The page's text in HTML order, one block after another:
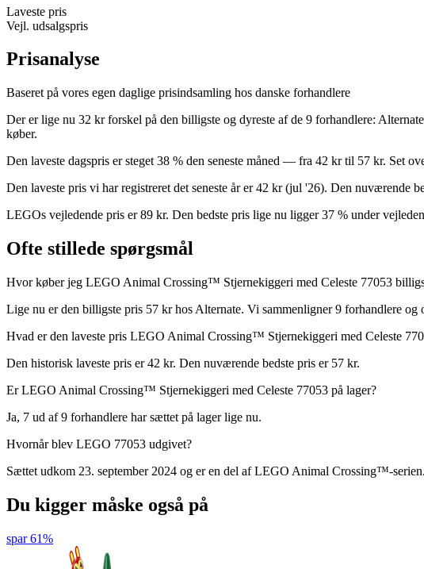
Laveste pris
Vejl. udsalgspris
Prisanalyse
Baseret på vores egen daglige prisindsamling hos danske forhandlere
Der er lige nu 32 kr forskel på den billigste og dyreste af de 9 forhandlere:
køber.
Den laveste dagspris er steget 38 % den seneste måned — fra 42 kr til 57 kr. Set
Den laveste pris vi har registreret det seneste år er 42 kr (jul '26). Den nuværende
LEGOs vejledende pris er 89 kr. Den bedste pris lige nu ligger 37 % under
Ofte stillede spørgsmål
Hvor køber jeg LEGO Animal Crossing™ Stjernekiggeri med Celeste 77053
Lige nu er den billigste pris 57 kr hos Alternate. Vi sammenligner 9 forhandlere og
Hvad er den laveste pris LEGO Animal Crossing™ Stjernekiggeri med Celeste
Den historisk laveste pris er 42 kr. Den nuværende bedste pris er 57 kr.
Er LEGO Animal Crossing™ Stjernekiggeri med Celeste 77053 på lager?
Ja, 7 ud af 9 forhandlere har sættet på lager lige nu.
Hvornår blev LEGO 77053 udgivet?
Sættet udkom 23. september 2024 og er en del af LEGO Animal Crossing™-serien.
Du kigger måske også på
spar 61%